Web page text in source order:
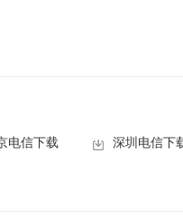
电信下载 深圳电信下